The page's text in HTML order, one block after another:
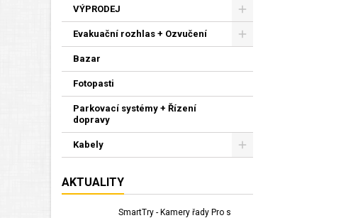
VÝPRODEJ
Evakuační rozhlas + Ozvučení
Bazar
Fotopasti
Parkovací systémy + Řízení
dopravy
Kabely
AKTUALITY
SmartTry - Kamery řady Pro s